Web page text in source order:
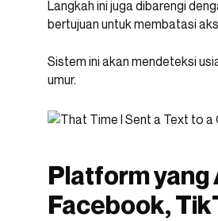
Langkah ini juga dibarengi
bertujuan untuk membatasi
Sistem ini akan mendeteksi
umur.
Platform yang
Facebook,